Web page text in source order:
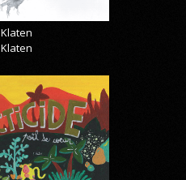
Klaten
Klaten